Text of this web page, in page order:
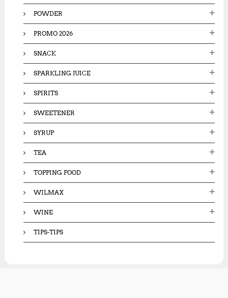
POWDER
PROMO 2026
SNACK
SPARKLING JUICE
SPIRITS
SWEETENER
SYRUP
TEA
TOPPING FOOD
WILMAX
WINE
TIPS-TIPS